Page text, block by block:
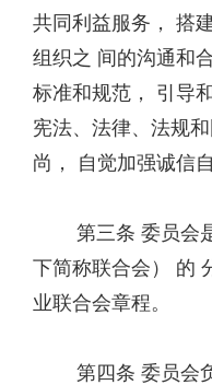
共同利益服务， 搭
组织之 间的沟通和
标准和规范， 引导
宪法、法律、法规
尚， 自觉加强诚信
第三条 委员会是
下简称联合会） 的
业联合会章程。
第四条 委员会负